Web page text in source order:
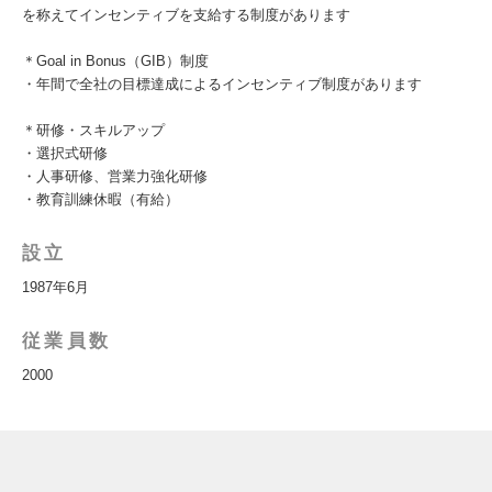
を称えてインセンティブを支給する制度があります
＊Goal in Bonus（GIB）制度
・年間で全社の目標達成によるインセンティブ制度があります
＊研修・スキルアップ
・選択式研修
・人事研修、営業力強化研修
・教育訓練休暇（有給）
設立
1987年6月
従業員数
2000